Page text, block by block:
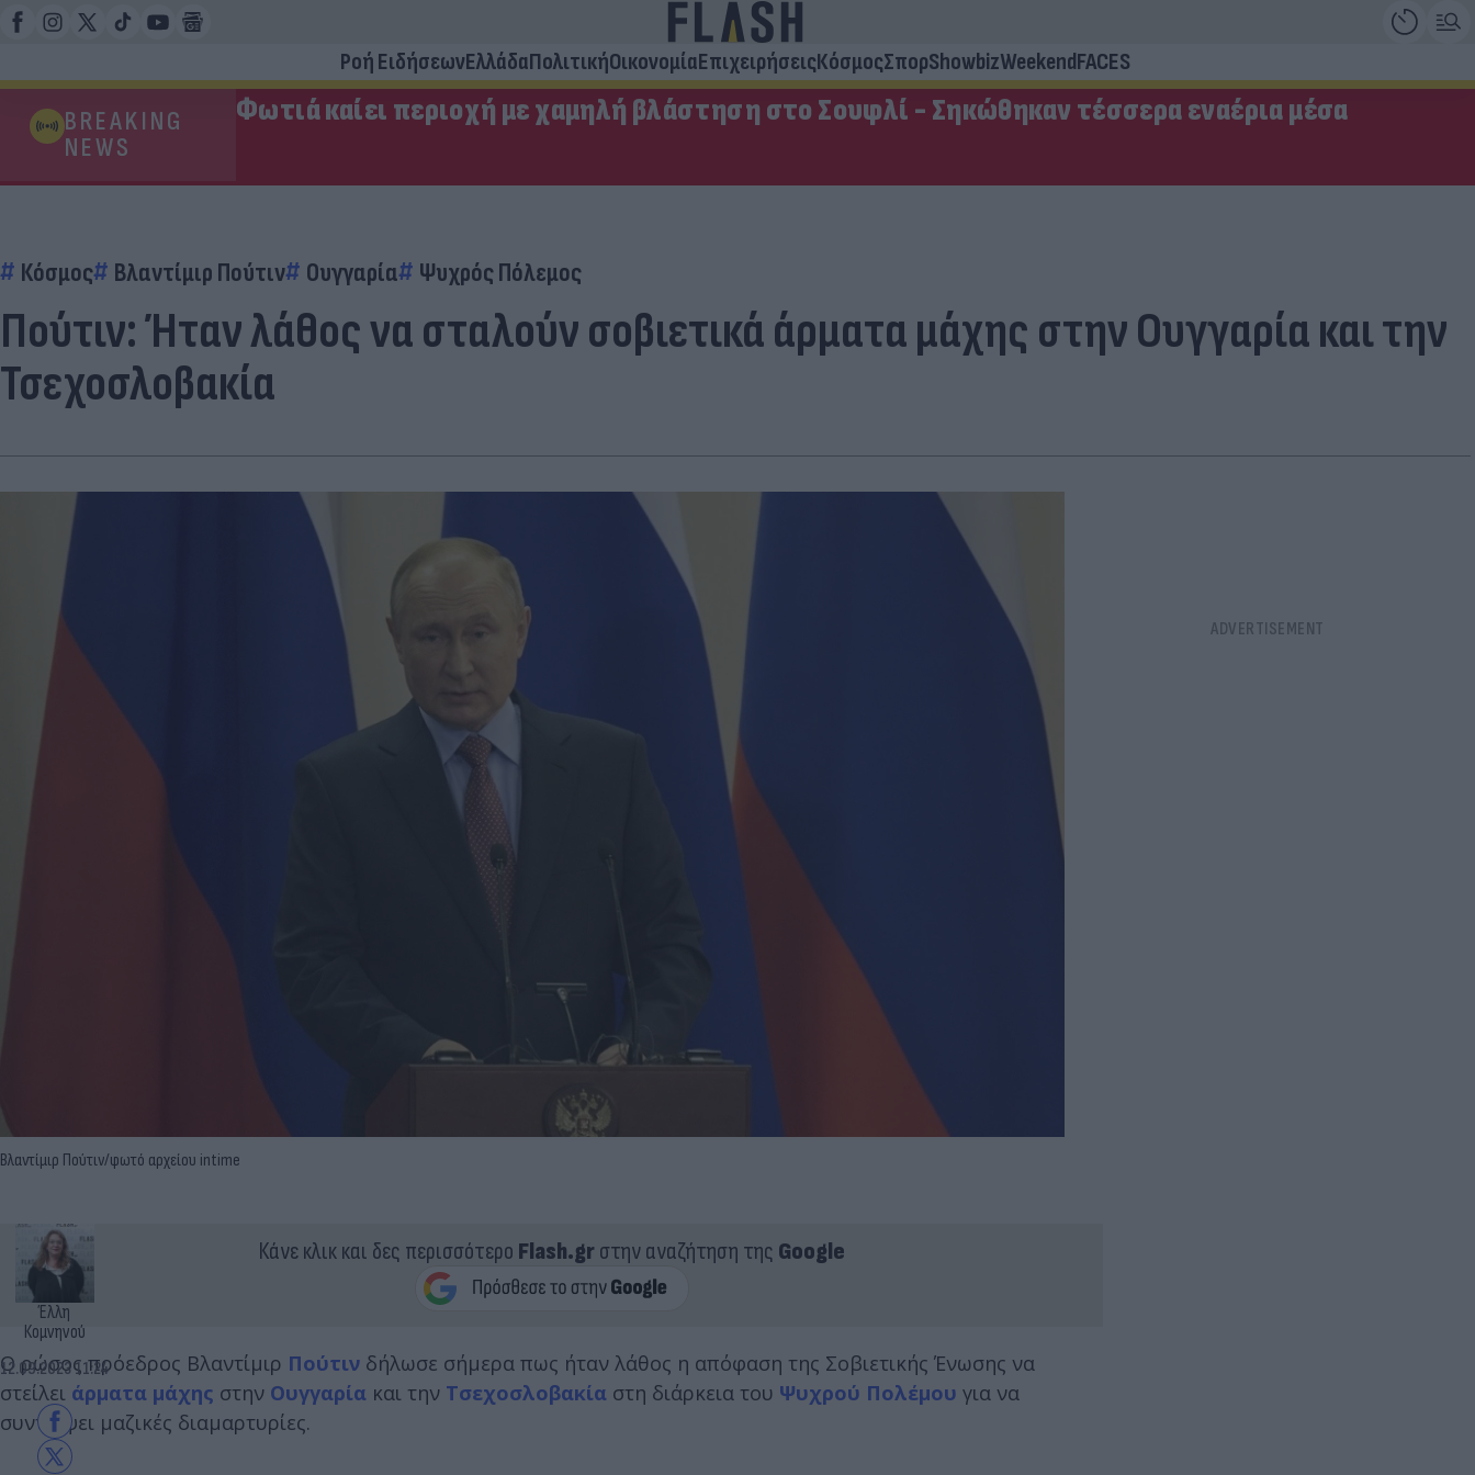
Ροή ΕιδήσεωνΕλλάδαΠολιτικήΟικονομίαΕπιχειρήσειςΚόσμοςΣπορShowbizWeekendFACES
BREAKING
NEWS
Φωτιά καίει περιοχή με χαμηλή βλάστηση στο Σουφλί - Σηκώθηκαν τέσσερα εναέρια μέσα
Κόσμος Βλαντίμιρ Πούτιν Ουγγαρία Ψυχρός Πόλεμος
Πούτιν: Ήταν λάθος να σταλούν σοβιετικά άρματα μάχης στην Ουγγαρία και την
Τσεχοσλοβακία
Βλαντίμιρ Πούτιν/φωτό αρχείου intime
Έλλη
Κομνηνού
12.09.2023 11:24
Κάνε κλικ και δες περισσότερο Flash.grστην αναζήτηση της Google
Ο ρώσος πρόεδρος Βλαντίμιρ Πούτιν δήλωσε σήμερα πως ήταν λάθος η απόφαση της Σοβιετικής Ένωσης να
στείλει άρματα μάχης στην Ουγγαρία και την Τσεχοσλοβακία στη διάρκεια του Ψυχρού Πολέμου για να
συντρίψει μαζικές διαμαρτυρίες.